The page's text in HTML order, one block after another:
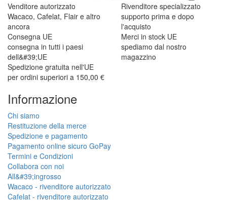
Venditore autorizzato
Wacaco, Cafelat, Flair e altro
ancora
Rivenditore specializzato
supporto prima e dopo
l'acquisto
Consegna UE
consegna in tutti i paesi
dell&#39;UE
Merci in stock UE
spediamo dal nostro
magazzino
Spedizione gratuita nell'UE
per ordini superiori a 150,00 €
Informazione
Chi siamo
Restituzione della merce
Spedizione e pagamento
Pagamento online sicuro GoPay
Termini e Condizioni
Collabora con noi
All&#39;ingrosso
Wacaco - rivenditore autorizzato
Cafelat - rivenditore autorizzato